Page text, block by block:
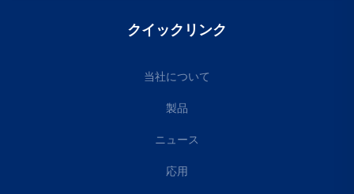
クイックリンク
当社について
製品
ニュース
応用